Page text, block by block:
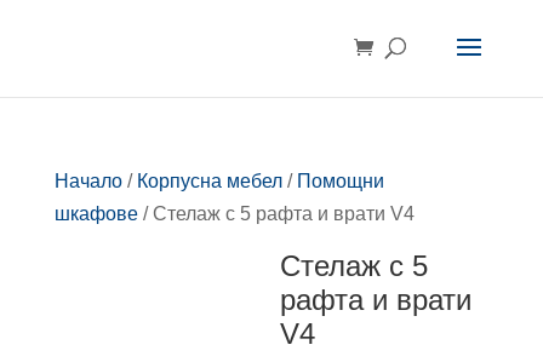
Начало/ Корпусна мебел/ Помощни
шкафове/ Стелаж с 5 рафта и врати V4
Стелаж с 5
рафта и врати
V4